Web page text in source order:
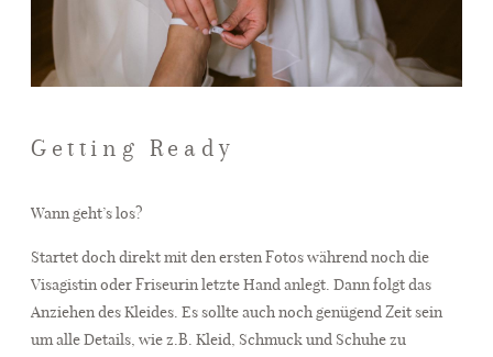
Getting Ready
Wann geht’s los?
Startet doch direkt mit den ersten Fotos während noch die
Visagistin oder Friseurin letzte Hand anlegt. Dann folgt das
Anziehen des Kleides. Es sollte auch noch genügend Zeit sein
um alle Details, wie z.B. Kleid, Schmuck und Schuhe zu